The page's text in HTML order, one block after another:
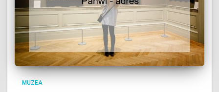
MUZEA